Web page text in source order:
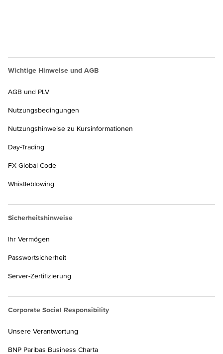
Wichtige Hinweise und AGB
AGB und PLV
Nutzungsbedingungen
Nutzungshinweise zu Kursinformationen
Day-Trading
FX Global Code
Whistleblowing
Sicherheitshinweise
Ihr Vermögen
Passwortsicherheit
Server-Zertifizierung
Corporate Social Responsibility
Unsere Verantwortung
BNP Paribas Business Charta